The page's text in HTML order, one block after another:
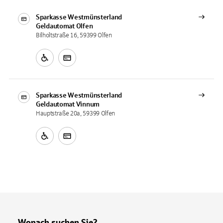
Sparkasse Westmünsterland
Geldautomat Olfen
Bilholtstraße 16, 59399 Olfen
Sparkasse Westmünsterland
Geldautomat Vinnum
Hauptstraße 20a, 59399 Olfen